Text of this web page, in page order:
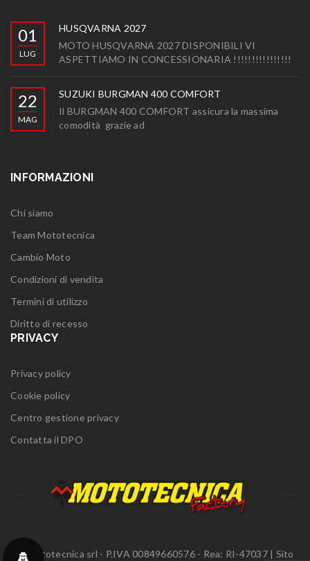
01
LUG
HUSQVARNA 2027
MOTO HUSQVARNA 2027 DISPONIBILI VI
ASPETTIAMO IN CONCESSIONARIA !!!!!!!!!!!!!!!!
22
MAG
SUZUKI BURGMAN 400 COMFORT
Il BURGMAN 400 COMFORT assicura la massima
comodità grazie ad
INFORMAZIONI
Chi siamo
Team Mototecnica
Cambio Moto
Condizioni di vendita
Termini di utilizzo
Diritto di recesso
PRIVACY
Privacy policy
Cookie policy
Centro gestione privacy
Contatta il DPO
© Mototecnica srl - P.IVA 00849660576 - Rea: RI-47037 | Sito